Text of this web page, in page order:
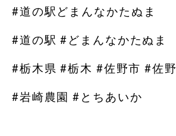
#道の駅どまんなかたぬま
#道の駅 #どまんなかたぬま
#栃木県 #栃木 #佐野市 #佐野
#岩崎農園 #とちあいか